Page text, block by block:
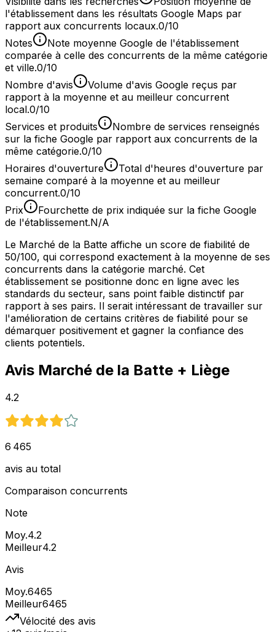
l'établissement dans les résultats Google Maps par
rapport aux concurrents locaux.0/10
Notes
Note moyenne Google de l'établissement
comparée à celle des concurrents de la même catégorie
et ville.0/10
Nombre d'avis
Volume d'avis Google reçus par
rapport à la moyenne et au meilleur concurrent
local.0/10
Services et produits
Nombre de services renseignés
sur la fiche Google par rapport aux concurrents de la
même catégorie.0/10
Horaires d'ouverture
Total d'heures d'ouverture par
semaine comparé à la moyenne et au meilleur
concurrent.0/10
Prix
Fourchette de prix indiquée sur la fiche Google
de l'établissement.N/A
Le Marché de la Batte affiche un score de fiabilité de
50/100, qui correspond exactement à la moyenne de ses
concurrents dans la catégorie marché. Cet
établissement se positionne donc en ligne avec les
standards du secteur, sans point faible distinctif par
rapport à ses pairs. Il serait intéressant de travailler sur
l'amélioration de certains critères de fiabilité pour se
démarquer positivement et gagner la confiance des
clients potentiels.
Avis Marché de la Batte + Liège
4.2
6 465
avis au total
Comparaison concurrents
Note
Moy.4.2
Meilleur4.2
Avis
Moy.6465
Meilleur6465
Vélocité des avis